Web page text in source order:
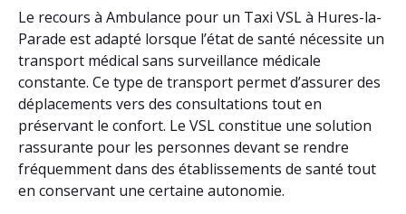
Le recours à Ambulance pour un Taxi VSL à Hures-la-
Parade est adapté lorsque l’état de santé nécessite un
transport médical sans surveillance médicale
constante. Ce type de transport permet d’assurer des
déplacements vers des consultations tout en
préservant le confort. Le VSL constitue une solution
rassurante pour les personnes devant se rendre
fréquemment dans des établissements de santé tout
en conservant une certaine autonomie.